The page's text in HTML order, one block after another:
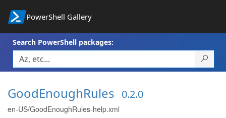
PowerShell Gallery
Search PowerShell packages:
GoodEnoughRules 0.2.0
en-US/GoodEnoughRules-help.xml